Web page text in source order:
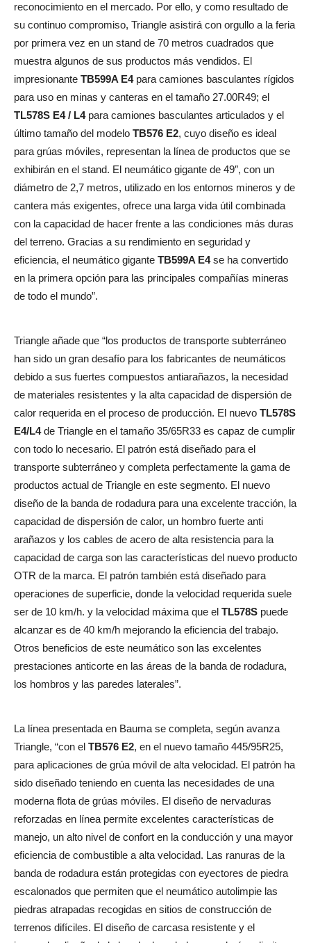
reconocimiento en el mercado. Por ello, y como resultado de
su continuo compromiso, Triangle asistirá con orgullo a la feria
por primera vez en un stand de 70 metros cuadrados que
muestra algunos de sus productos más vendidos. El
impresionante TB599A E4 para camiones basculantes rígidos
para uso en minas y canteras en el tamaño 27.00R49; el
TL578S E4 / L4para camiones basculantes articulados y el
último tamaño del modelo TB576 E2, cuyo diseño es ideal
para grúas móviles, representan la línea de productos que se
exhibirán en el stand. El neumático gigante de 49″, con un
diámetro de 2,7 metros, utilizado en los entornos mineros y de
cantera más exigentes, ofrece una larga vida útil combinada
con la capacidad de hacer frente a las condiciones más duras
del terreno. Gracias a su rendimiento en seguridad y
eficiencia, el neumático gigante TB599A E4se ha convertido
en la primera opción para las principales compañías mineras
de todo el mundo”.
Triangle añade que “los productos de transporte subterráneo
han sido un gran desafío para los fabricantes de neumáticos
debido a sus fuertes compuestos antiarañazos, la necesidad
de materiales resistentes y la alta capacidad de dispersión de
calor requerida en el proceso de producción. El nuevo TL578S
E4/L4de Triangle en el tamaño 35/65R33 es capaz de cumplir
con todo lo necesario. El patrón está diseñado para el
transporte subterráneo y completa perfectamente la gama de
productos actual de Triangle en este segmento. El nuevo
diseño de la banda de rodadura para una excelente tracción, la
capacidad de dispersión de calor, un hombro fuerte anti
arañazos y los cables de acero de alta resistencia para la
capacidad de carga son las características del nuevo producto
OTR de la marca. El patrón también está diseñado para
operaciones de superficie, donde la velocidad requerida suele
ser de 10 km/h. y la velocidad máxima que el TL578S puede
alcanzar es de 40 km/h mejorando la eficiencia del trabajo.
Otros beneficios de este neumático son las excelentes
prestaciones anticorte en las áreas de la banda de rodadura,
los hombros y las paredes laterales”.
La línea presentada en Bauma se completa, según avanza
Triangle, “con el TB576 E2, en el nuevo tamaño 445/95R25,
para aplicaciones de grúa móvil de alta velocidad. El patrón ha
sido diseñado teniendo en cuenta las necesidades de una
moderna flota de grúas móviles. El diseño de nervaduras
reforzadas en línea permite excelentes características de
manejo, un alto nivel de confort en la conducción y una mayor
eficiencia de combustible a alta velocidad. Las ranuras de la
banda de rodadura están protegidas con eyectores de piedra
escalonados que permiten que el neumático autolimpie las
piedras atrapadas recogidas en sitios de construcción de
terrenos difíciles. El diseño de carcasa resistente y el